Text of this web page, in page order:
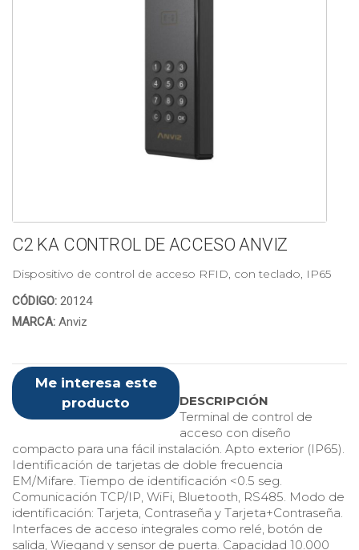
C2 KA CONTROL DE ACCESO ANVIZ
Dispositivo de control de acceso RFID, con teclado, IP65
CÓDIGO: 20124
MARCA: Anviz
Me interesa este
producto
DESCRIPCIÓN
Terminal de control de
acceso con diseño
compacto para una fácil instalación. Apto exterior (IP65).
Identificación de tarjetas de doble frecuencia
EM/Mifare. Tiempo de identificación <0.5 seg.
Comunicación TCP/IP, WiFi, Bluetooth, RS485. Modo de
identificación: Tarjeta, Contraseña y Tarjeta+Contraseña.
Interfaces de acceso integrales como relé, botón de
salida, Wiegand y sensor de puerta. Capacidad 10.000